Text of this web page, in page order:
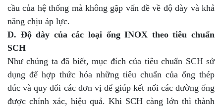
cầu của hệ thống mà không gặp vấn đề về độ dày và khả
năng chịu áp lực.
D. Độ dày của các loại ống INOX theo tiêu chuẩn
SCH
Như chúng ta đã biết, mục đích của tiêu chuẩn SCH sử
dụng để hợp thức hóa những tiêu chuẩn của ống thép
đúc và quy đổi các đơn vị để giúp kết nối các đường ống
được chính xác, hiệu quả. Khi SCH càng lớn thì thành